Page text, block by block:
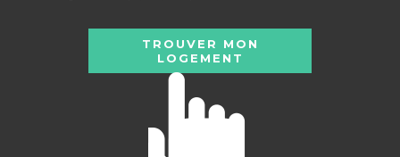
TROUVER MON
LOGEMENT